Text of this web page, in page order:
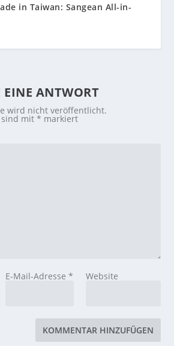
in Taiwan: Sangean All-in-
EINE ANTWORT
wird nicht veröffentlicht.
sind mit* markiert
E-Mail-Adresse * Website